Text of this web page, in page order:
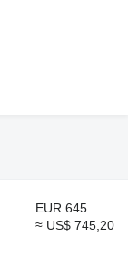
EUR 645
≈ US$ 745,20